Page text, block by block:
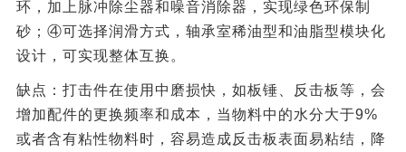
环，加上脉冲除尘器和噪音消除器，实现绿色环保制
砂；④可选择润滑方式，轴承室稀油型和油脂型模块化
设计，可实现整体互换。
缺点：打击件在使用中磨损快，如板锤、反击板等，会
增加配件的更换频率和成本，当物料中的水分大于9%
或者含有粘性物料时，容易造成反击板表面易粘结，降